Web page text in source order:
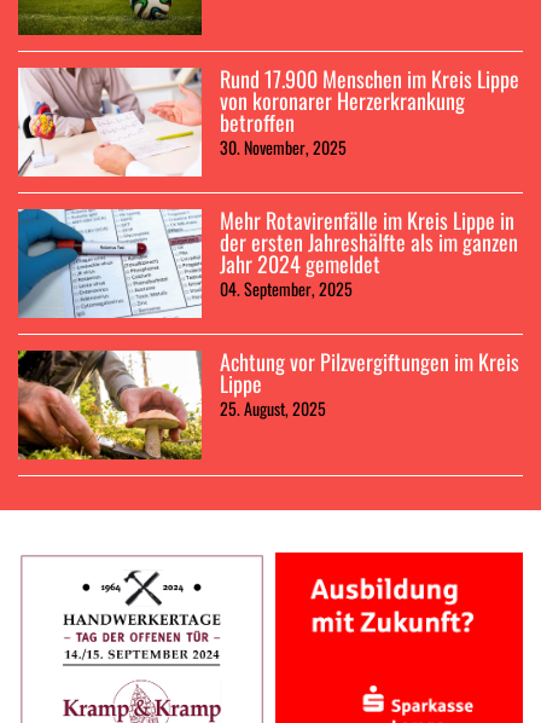
Rund 17.900 Menschen im Kreis Lippe
von koronarer Herzerkrankung
betroffen
30. November, 2025
Mehr Rotavirenfälle im Kreis Lippe in
der ersten Jahreshälfte als im ganzen
Jahr 2024 gemeldet
04. September, 2025
Achtung vor Pilzvergiftungen im Kreis
Lippe
25. August, 2025